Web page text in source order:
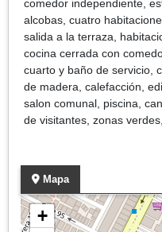
comedor independiente,
alcobas, cuatro
salida a la terraza,
cocina cerrada con
cuarto y baño de servicio,
de madera, calefacción,
salon comunal, piscina,
de visitantes, zonas
Mapa
+